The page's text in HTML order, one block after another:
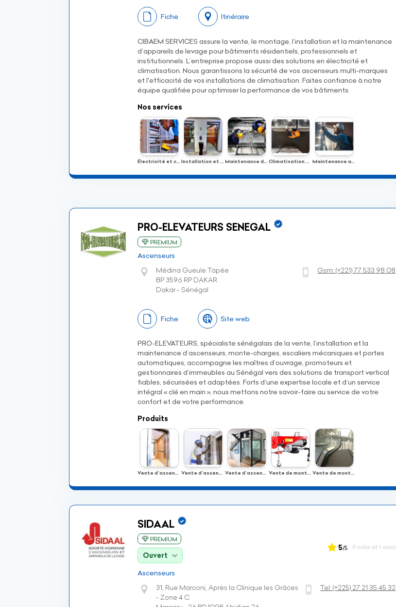
Fiche Itinéraire
CIBAEM SERVICES assure la vente, le montage, l’installation et la maintenance
d’appareils de levage pour bâtiments résidentiels, professionnels et
institutionnels. L’entreprise propose aussi des solutions en électricité et
climatisation. Nous garantissons la sécurité de vos ascenseurs multi-marques
et l'efficacité de vos installations de climatisation. Faites confiance à notre
équipe qualifiée pour optimiser la performance de vos bâtiments.
Nos services
Électricité et climatisation pour bâtiment Installation et montage d’ascenseurs Maintenance d’ascenseurs et sécurité des utilisateurs Climatisation ascenseur Maintenance ascenseur
PRO-ELEVATEURS SENEGAL
PREMIUM
Ascenseurs
Médina Gueule Tapée
BP 3596 RP DAKAR
Dakar - Sénégal
Gsm:(+221)77 533 98 08
Fiche Site web
PRO-ELEVATEURS, spécialiste sénégalais de la vente, l’installation et la
maintenance d’ascenseurs, monte-charges, escaliers mécaniques et portes
automatiques, accompagne les maîtres d’ouvrage, promoteurs et
gestionnaires d’immeubles au Sénégal vers des solutions de transport vertical
fiables, sécurisées et adaptées. Forts d’une expertise locale et d’un service
intégral « clé en main », nous mettons notre savoir-faire au service de votre
confort et de votre performance.
Produits
Vente d’ascenseurs neufs Vente d’ascenseurs neufs Vente d’ascenseurs neufs Vente de monte-charges, escaliers mécaniques, trottoirs roulants Vente de monte-charges, escaliers mécaniques, trottoirs roulants" a été créé avec succès
SIDAAL
PREMIUM
Ouvert
Ascenseurs
5/5 (1 note et 1 avis)
31, Rue Marconi, Après la Clinique les Grâces
- Zone 4 C
Tel:(+225) 27 21 35 45 32